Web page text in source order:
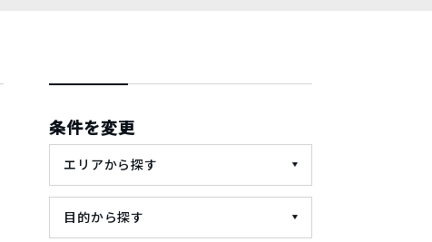
条件を変更
エリアから探す
目的から探す